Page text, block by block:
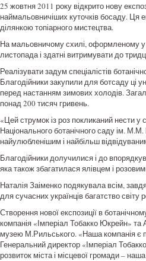
25 жовтня 2011 року відкрито нову
наймальовничіших куточків босаду. Ця
ділянкою топіарного мистецтва.
На мальовничому схилі, оформленому у
листопада і здатні витримувати до
Реалізувати задум спеціалістів
Благодійники закупили для ботсаду ці
перед настанням зимових холодів.
понад 200 тисяч гривень.
«Цей струмок із роз покликаний нести у
Національного ботанічного саду ім.
найулюбленішим і найбільш
Благодійники долучилися і до
яка також збагатилася ялівцем і
Наталія Заіменко подякувала всім,
для сучасних українців багатство
Створення нової експозиції в
компанія «Імперіал Тобакко Юкрейн» та
музею М.Рильського. «Наша компанія є
Генеральний директор «Імперіал
розвиток міста і місцевої громади –